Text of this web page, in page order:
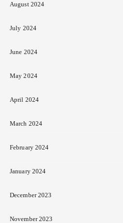
August 2024
July 2024
June 2024
May 2024
April 2024
March 2024
February 2024
January 2024
December 2023
November 2023